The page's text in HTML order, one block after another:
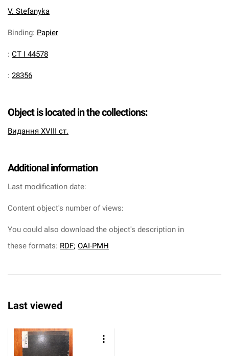
V. Stefanyka
Binding: Papier
: CT I 44578
: 28356
Object is located in the collections:
Видання XVIII ст.
Additional information
Last modification date:
Content object's number of views:
You could also download the object's description in
these formats: RDF; OAI-PMH
Last viewed